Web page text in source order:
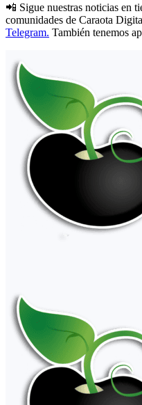
📲 Sigue nuestras noticias en
comunidades de Caraota
Telegram. También tenemos